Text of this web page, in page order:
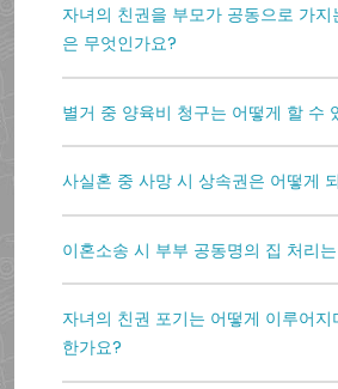
자녀의 친권을 부모가 공동으로 가지
은 무엇인가요?
별거 중 양육비 청구는 어떻게 할 수
사실혼 중 사망 시 상속권은 어떻게
이혼소송 시 부부 공동명의 집 처리
자녀의 친권 포기는 어떻게 이루어지
한가요?